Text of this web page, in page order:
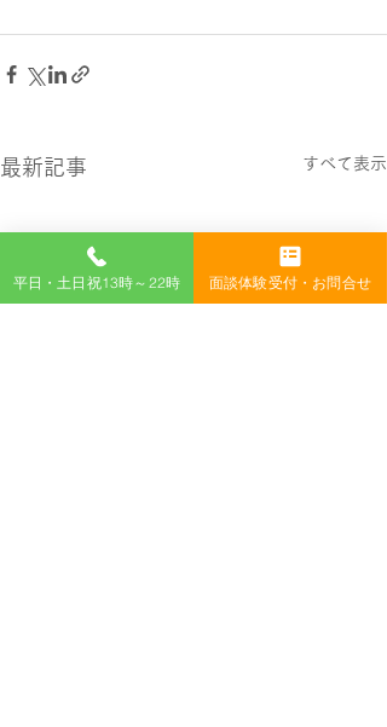
最新記事 すべて表示
平日・土日祝13時～22時 面談体験受付・お問合せ